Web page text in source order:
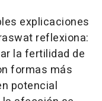
explicaciones
reflexiona:
la fertilidad de
formas más
potencial